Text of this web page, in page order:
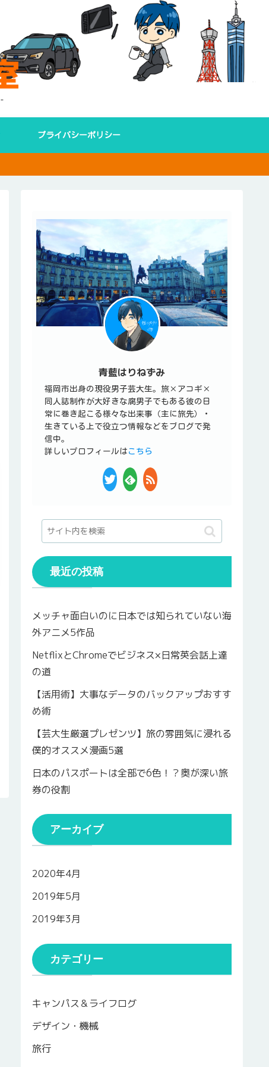
プライバシーポリシー
青藍はりねずみ
福岡市出身の現役男子芸大生。旅×アコギ×
同人誌制作が大好きな腐男子でもある彼の日
常に巻き起こる様々な出来事（主に旅先）・
生きている上で役立つ情報などをブログで発
信中。
詳しいプロフィールは こちら
最近の投稿
メッチャ面白いのに日本では知られていない海
外アニメ5作品
NetflixとChromeでビジネス×日常英会話上達
の道
【活用術】大事なデータのバックアップおすす
め術
【芸大生厳選プレゼンツ】旅の雰囲気に浸れる
僕的オススメ漫画5選
日本のパスポートは全部で6色！？奥が深い旅
券の役割
アーカイブ
2020年4月
2019年5月
2019年3月
カテゴリー
キャンパス＆ライフログ
デザイン・機械
旅行